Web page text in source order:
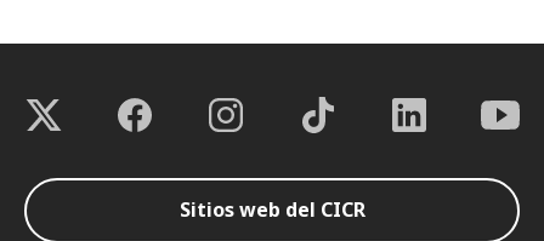
Sitios web del CICR